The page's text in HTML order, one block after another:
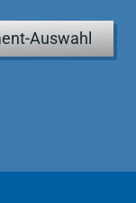
Auswahl